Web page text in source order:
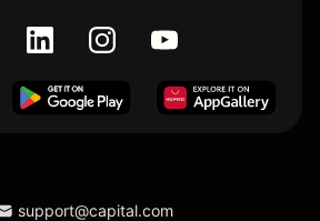
support@capital.com